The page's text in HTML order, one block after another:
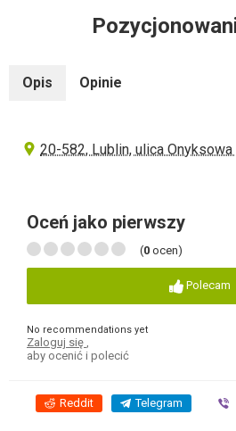
Opis Opinie
20-582, Lublin, ulica Onyksowa
Oceń jako pierwszy
(0 ocen)
Polecam
No recommendations yet
Zaloguj się
aby ocenić i polecić
Reddit Telegram